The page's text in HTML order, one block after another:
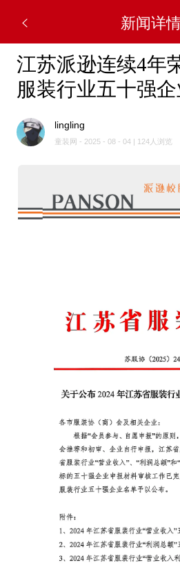
新闻详
江苏派逊连续4年
服装行业五十强企
lingling
童装网 - 2025 - 08 - 04 | 124人浏览